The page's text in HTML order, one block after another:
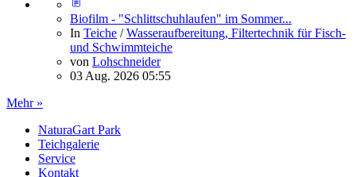
Biofilm - "Schlittschuhlaufen" im Sommer...
In Teiche /Wasseraufbereitung, Filtertechnik für Fisch-
und Schwimmteiche
von Lohschneider
03 Aug. 2026 05:55
Mehr »
NaturaGart Park
Teichgalerie
Service
Kontakt